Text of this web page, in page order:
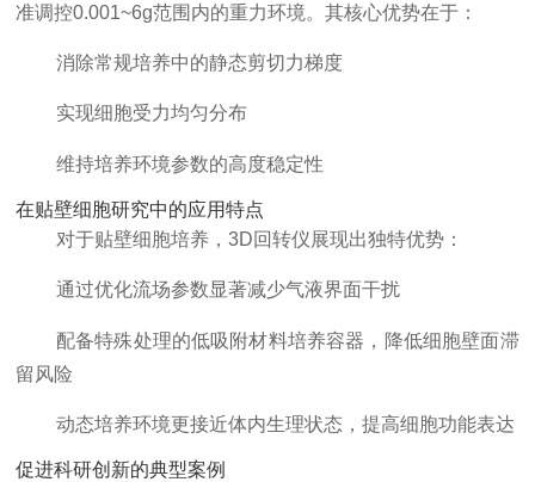
准调控0.001~6g范围内的重力环境。其核心优势在于：
消除常规培养中的静态剪切力梯度
实现细胞受力均匀分布
维持培养环境参数的高度稳定性
在贴壁细胞研究中的应用特点
对于贴壁细胞培养，3D回转仪展现出独特优势：
通过优化流场参数显著减少气液界面干扰
配备特殊处理的低吸附材料培养容器，降低细胞壁面滞
留风险
动态培养环境更接近体内生理状态，提高细胞功能表达
促进科研创新的典型案例